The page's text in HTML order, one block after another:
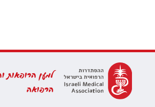
למען הרופאות
הרפואה